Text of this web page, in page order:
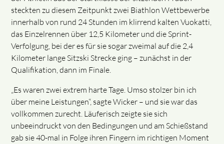
steckten zu diesem Zeitpunkt zwei Biathlon Wettbewerbe
innerhalb von rund 24 Stunden im klirrend kalten Vuokatti,
das Einzelrennen über 12,5 Kilometer und die Sprint-
Verfolgung, bei der es für sie sogar zweimal auf die 2,4
Kilometer lange Sitzski Strecke ging – zunächst in der
Qualifikation, dann im Finale.
„Es waren zwei extrem harte Tage. Umso stolzer bin ich
über meine Leistungen“, sagte Wicker – und sie war das
vollkommen zurecht. Läuferisch zeigte sie sich
unbeeindruckt von den Bedingungen und am Schießstand
gab sie 40-mal in Folge ihren Fingern im richtigen Moment